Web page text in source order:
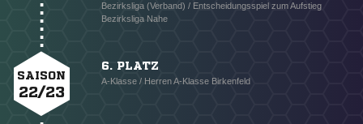
Bezirksliga (Verband) / Entscheidungsspiel zum Aufstieg
Bezirksliga Nahe
SAISON
22/23
6. PLATZ
A-Klasse / Herren A-Klasse Birkenfeld